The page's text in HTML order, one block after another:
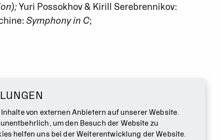
Yuri Possokhov & Kirill Serebrennikov:
Symphony in C;
von externen Anbietern auf unserer Website.
um den Besuch der Website zu
helfen uns bei der Weiterentwicklung der Website.